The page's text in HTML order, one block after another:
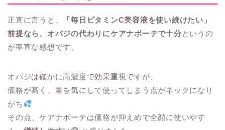
正直に言うと、
「毎日ビタミンC美容液を使い続けたい」
前提なら、オバジの代わりにケアナボーテで十分というの
が率直な感想です。
オバジは確かに高濃度で効果重視ですが、
価格が高く、量を気にして使ってしまう点がネックになり
がち
その点、ケアナボーテは価格が抑えめで全顔に使いやす